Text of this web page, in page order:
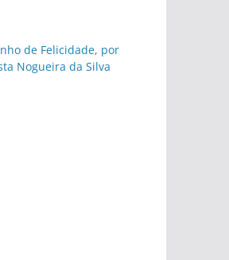
de Felicidade, por
Nogueira da Silva